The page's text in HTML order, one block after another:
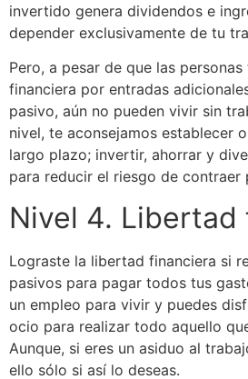
invertido genera dividendos e
depender exclusivamente de tu
Pero, a pesar de que las
financiera por entradas
pasivo, aún no pueden vivir sin
nivel, te aconsejamos establecer
largo plazo; invertir, ahorrar y
para reducir el riesgo de contraer
Nivel 4. Libertad
Lograste la libertad financiera si
pasivos para pagar todos tus
un empleo para vivir y puedes
ocio para realizar todo aquello
Aunque, si eres un asiduo al
ello sólo si así lo deseas.